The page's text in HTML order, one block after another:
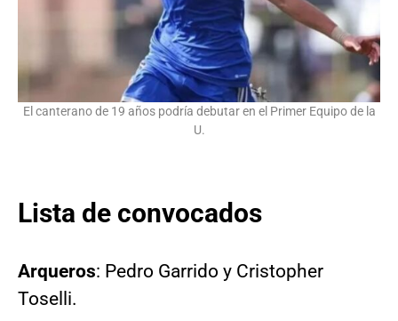
El canterano de 19 años podría debutar en el Primer Equipo de la
U.
Lista de convocados
Arqueros: Pedro Garrido y Cristopher
Toselli.